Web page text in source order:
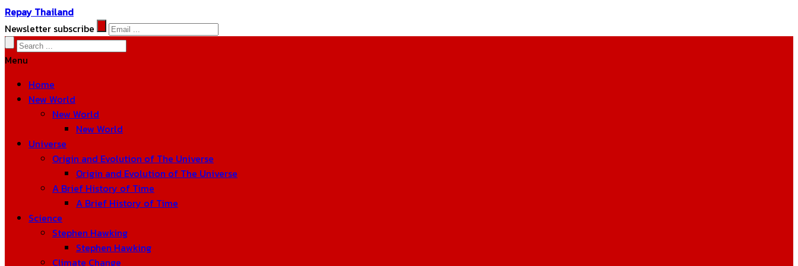
Repay Thailand
Newsletter subscribe
Menu
Home
New World
New World
New World
Universe
Origin and Evolution of The Universe
Origin and Evolution of The Universe
A Brief History of Time
A Brief History of Time
Science
Stephen Hawking
Stephen Hawking
Climate Change